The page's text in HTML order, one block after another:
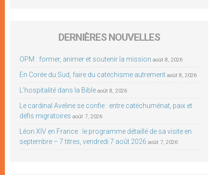
DERNIÈRES NOUVELLES
OPM : former, animer et soutenir la mission août 8, 2026
En Corée du Sud, faire du catéchisme autrement août 8, 2026
L’hospitalité dans la Bible août 8, 2026
Le cardinal Aveline se confie : entre catéchuménat, paix et
défis migratoires août 7, 2026
Léon XIV en France : le programme détaillé de sa visite en
septembre – 7 titres, vendredi 7 août 2026 août 7, 2026